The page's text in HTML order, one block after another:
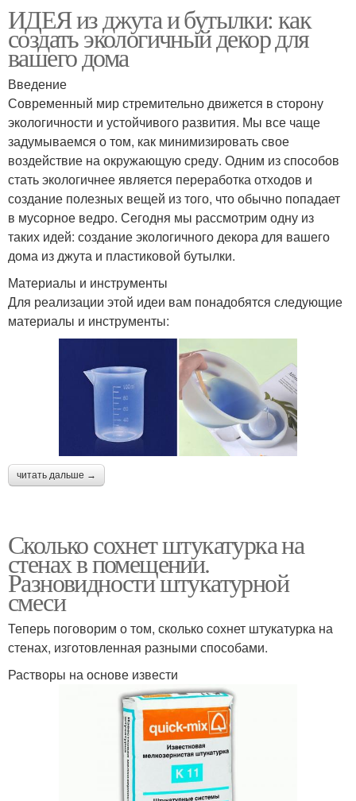
ИДЕЯ из джута и бутылки: как
создать экологичный декор для
вашего дома
Введение
Современный мир стремительно движется в сторону
экологичности и устойчивого развития. Мы все чаще
задумываемся о том, как минимизировать свое
воздействие на окружающую среду. Одним из способов
стать экологичнее является переработка отходов и
создание полезных вещей из того, что обычно попадает
в мусорное ведро. Сегодня мы рассмотрим одну из
таких идей: создание экологичного декора для вашего
дома из джута и пластиковой бутылки.
Материалы и инструменты
Для реализации этой идеи вам понадобятся следующие
материалы и инструменты:
читать дальше →
Сколько сохнет штукатурка на
стенах в помещении.
Разновидности штукатурной
смеси
Теперь поговорим о том, сколько сохнет штукатурка на
стенах, изготовленная разными способами.
Растворы на основе извести